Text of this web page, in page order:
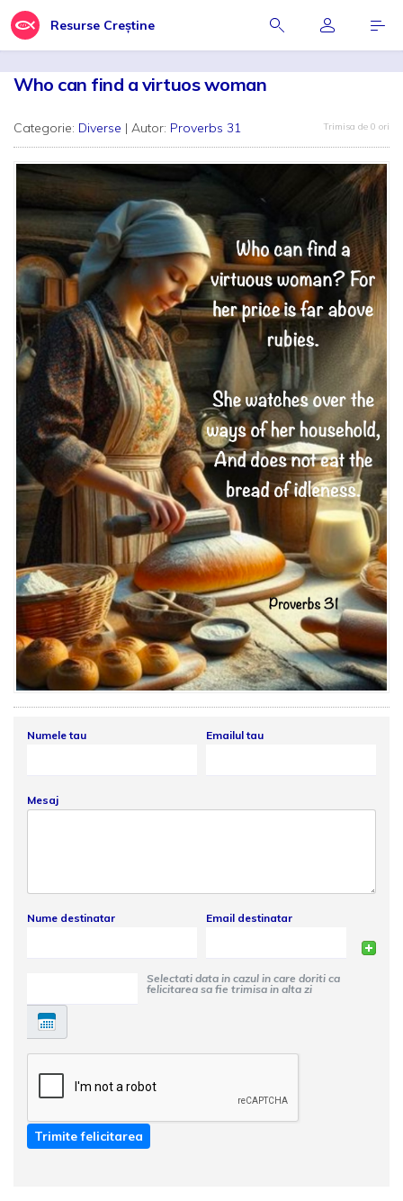
Resurse Creștine
Who can find a virtuos woman
Categorie: Diverse | Autor: Proverbs 31 Trimisa de 0 ori
Numele tau Emailul tau
Mesaj
Nume destinatar Email destinatar
Selectati data in cazul in care doriti ca
felicitarea sa fie trimisa in alta zi
Trimite felicitarea